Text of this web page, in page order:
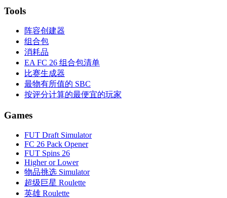
Tools
阵容创建器
组合包
消耗品
EA FC 26 组合包清单
比赛生成器
最物有所值的 SBC
按评分计算的最便宜的玩家
Games
FUT Draft Simulator
FC 26 Pack Opener
FUT Spins 26
Higher or Lower
物品挑选 Simulator
超级巨星 Roulette
英雄 Roulette